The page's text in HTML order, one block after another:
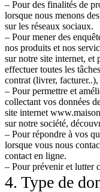
– Pour des finalités de
lorsque nous menons
sur les réseaux sociaux.
– Pour mener des
nos produits et nos
sur notre site internet, et
effectuer toutes les
contrat (livrer, facturer..),
– Pour permettre et
collectant vos données
site internet
sur notre société,
– Pour répondre à vos
lorsque vous nous
contact en ligne.
– Pour prévenir et lutter
4. Type de